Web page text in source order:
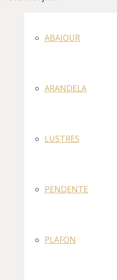
ABAJOUR
ARANDELA
LUSTRES
PENDENTE
PLAFON